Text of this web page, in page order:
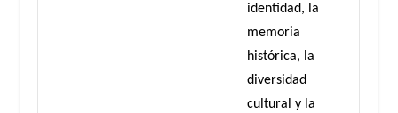
identidad, la
memoria
histórica, la
diversidad
cultural y la